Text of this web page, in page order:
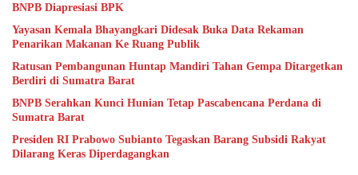
BNPB Diapresiasi BPK
Yayasan Kemala Bhayangkari Didesak Buka Data Rekaman
Penarikan Makanan Ke Ruang Publik
Ratusan Pembangunan Huntap Mandiri Tahan Gempa Ditargetkan
Berdiri di Sumatra Barat
BNPB Serahkan Kunci Hunian Tetap Pascabencana Perdana di
Sumatra Barat
Presiden RI Prabowo Subianto Tegaskan Barang Subsidi Rakyat
Dilarang Keras Diperdagangkan